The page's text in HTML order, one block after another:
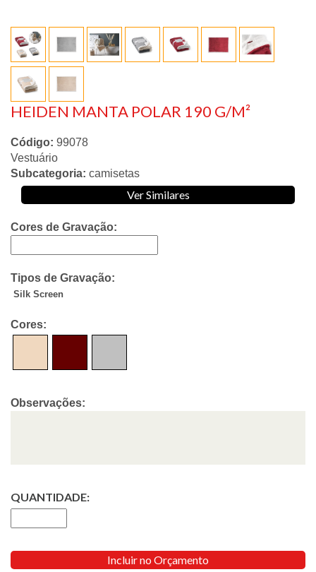
HEIDEN MANTA POLAR 190 G/M²
Código: 99078
Vestuário
Subcategoria: camisetas
Ver Similares
Cores de Gravação:
Tipos de Gravação:
Silk Screen
Cores:
Observações:
QUANTIDADE:
Incluir no Orçamento